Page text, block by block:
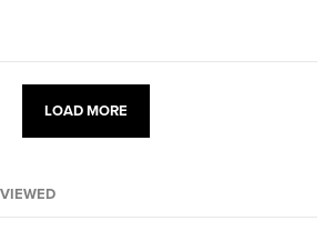
LOAD MORE